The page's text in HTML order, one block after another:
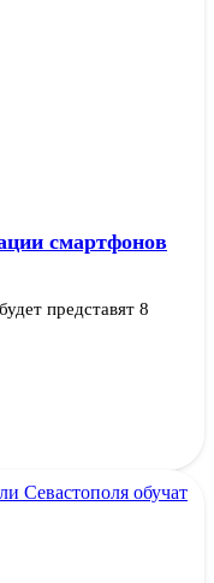
смартфонов
представят 8